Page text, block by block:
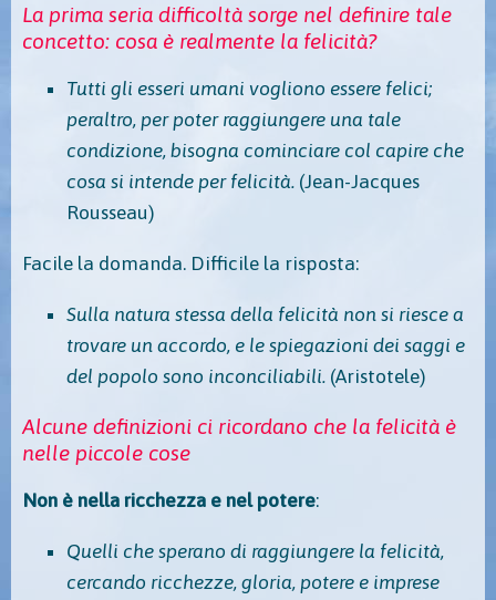
La prima seria difficoltà sorge nel definire tale
concetto: cosa è realmente la felicità?
Tutti gli esseri umani vogliono essere felici;
peraltro, per poter raggiungere una tale
condizione, bisogna cominciare col capire che
cosa si intende per felicità. (Jean-Jacques
Rousseau)
Facile la domanda. Difficile la risposta:
Sulla natura stessa della felicità non si riesce a
trovare un accordo, e le spiegazioni dei saggi e
del popolo sono inconciliabili. (Aristotele)
Alcune definizioni ci ricordano che la felicità è
nelle piccole cose
Non è nella ricchezza e nel potere:
Quelli che sperano di raggiungere la felicità,
cercando ricchezze, gloria, potere e imprese